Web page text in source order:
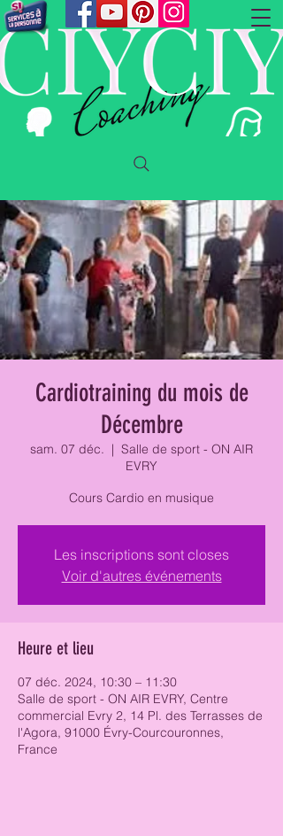
Cardiotraining du mois de
Décembre
sam. 07 déc.
  |
Salle de sport - ON AIR
EVRY
Cours Cardio en musique
Les inscriptions sont closes
Voir d'autres événements
Heure et lieu
07 déc. 2024, 10:30 – 11:30
Salle de sport - ON AIR EVRY, Centre
commercial Evry 2, 14 Pl. des Terrasses de
l'Agora, 91000 Évry-Courcouronnes,
France